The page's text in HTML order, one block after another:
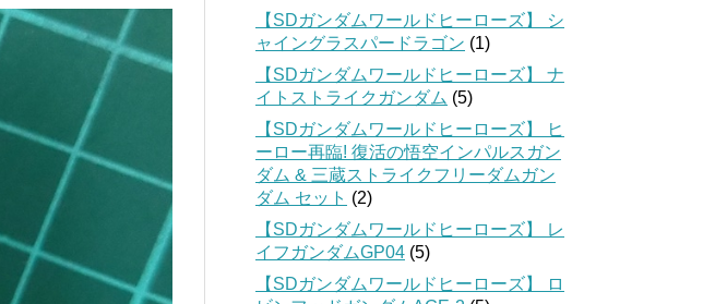
【SDガンダムワールドヒーローズ】 シ
ャイングラスパードラゴン (1)
【SDガンダムワールドヒーローズ】 ナ
イトストライクガンダム (5)
【SDガンダムワールドヒーローズ】 ヒ
ーロー再臨! 復活の悟空インパルスガン
ダム & 三蔵ストライクフリーダムガン
ダム セット (2)
【SDガンダムワールドヒーローズ】 レ
イフガンダムGP04 (5)
【SDガンダムワールドヒーローズ】 ロ